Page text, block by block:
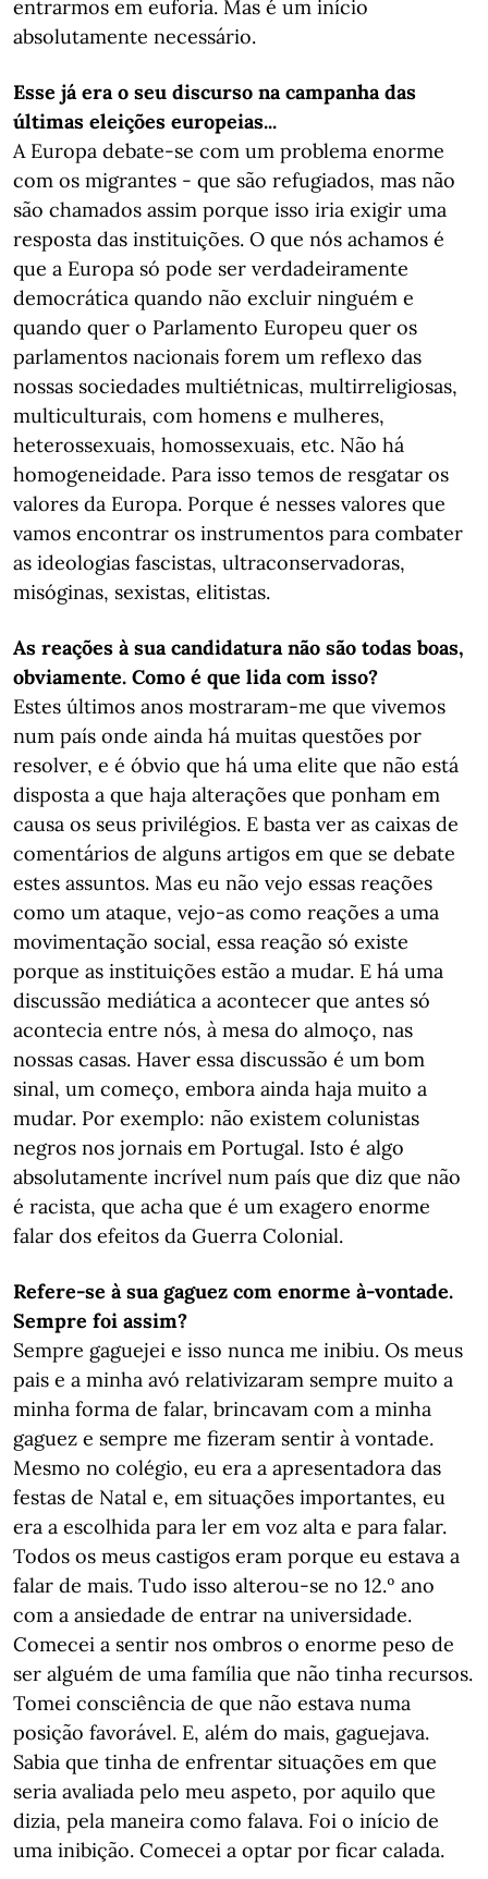
entrarmos em euforia. Mas é um início
absolutamente necessário.
Esse já era o seu discurso na campanha das
últimas eleições europeias...
A Europa debate-se com um problema enorme
com os migrantes - que são refugiados, mas não
são chamados assim porque isso iria exigir uma
resposta das instituições. O que nós achamos é
que a Europa só pode ser verdadeiramente
democrática quando não excluir ninguém e
quando quer o Parlamento Europeu quer os
parlamentos nacionais forem um reflexo das
nossas sociedades multiétnicas, multirreligiosas,
multiculturais, com homens e mulheres,
heterossexuais, homossexuais, etc. Não há
homogeneidade. Para isso temos de resgatar os
valores da Europa. Porque é nesses valores que
vamos encontrar os instrumentos para combater
as ideologias fascistas, ultraconservadoras,
misóginas, sexistas, elitistas.
As reações à sua candidatura não são todas boas,
obviamente. Como é que lida com isso?
Estes últimos anos mostraram-me que vivemos
num país onde ainda há muitas questões por
resolver, e é óbvio que há uma elite que não está
disposta a que haja alterações que ponham em
causa os seus privilégios. E basta ver as caixas de
comentários de alguns artigos em que se debate
estes assuntos. Mas eu não vejo essas reações
como um ataque, vejo-as como reações a uma
movimentação social, essa reação só existe
porque as instituições estão a mudar. E há uma
discussão mediática a acontecer que antes só
acontecia entre nós, à mesa do almoço, nas
nossas casas. Haver essa discussão é um bom
sinal, um começo, embora ainda haja muito a
mudar. Por exemplo: não existem colunistas
negros nos jornais em Portugal. Isto é algo
absolutamente incrível num país que diz que não
é racista, que acha que é um exagero enorme
falar dos efeitos da Guerra Colonial.
Refere-se à sua gaguez com enorme à-vontade.
Sempre foi assim?
Sempre gaguejei e isso nunca me inibiu. Os meus
pais e a minha avó relativizaram sempre muito a
minha forma de falar, brincavam com a minha
gaguez e sempre me fizeram sentir à vontade.
Mesmo no colégio, eu era a apresentadora das
festas de Natal e, em situações importantes, eu
era a escolhida para ler em voz alta e para falar.
Todos os meus castigos eram porque eu estava a
falar de mais. Tudo isso alterou-se no 12.º ano
com a ansiedade de entrar na universidade.
Comecei a sentir nos ombros o enorme peso de
ser alguém de uma família que não tinha recursos.
Tomei consciência de que não estava numa
posição favorável. E, além do mais, gaguejava.
Sabia que tinha de enfrentar situações em que
seria avaliada pelo meu aspeto, por aquilo que
dizia, pela maneira como falava. Foi o início de
uma inibição. Comecei a optar por ficar calada.